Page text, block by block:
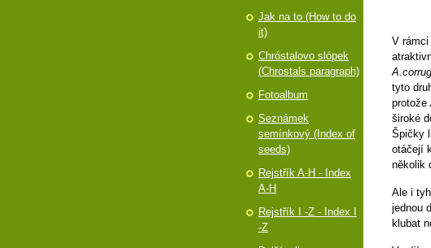
V
tyto
protože
široké
Špičky
otáčejí
několik
Ale i
jednou
klubat
Jak na to (How to do
it)
Chróstalovo slópek
(Chrostals paragraph)
Fotoalbum
Seznámek
semínkový (Index of
seeds)
Rejstřík A-H - Index
A-H
Rejstřík I -Z - Index I
-Z